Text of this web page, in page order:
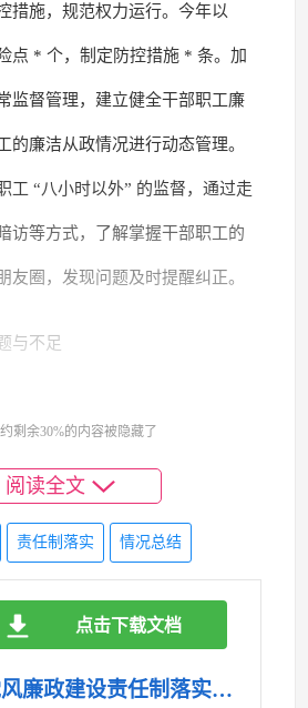
措施，规范权力运行。今年以
点 * 个，制定防控措施 * 条。加
监督管理，建立健全干部职工廉
的廉洁从政情况进行动态管理。
工 “八小时以外” 的监督，通过走
访等方式，了解掌握干部职工的
友圈，发现问题及时提醒纠正。
与不足
建设的重要性认识还不够深刻，
党风廉政建设的现象，落实党风
动性和自觉性有待进一步提高。
性和实效性还不够强，教育方式
很好地满足党员干部的学习需
剩余30%的内容被隐藏了
阅读全文
责任制落实 情况总结
《市财政局党风廉政建设责任制落实情况总结.doc》
点击下载文档